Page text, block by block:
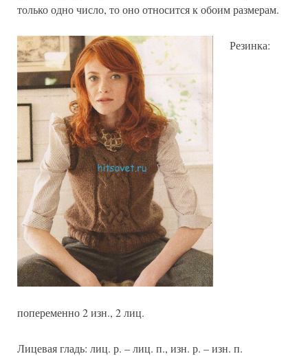
только одно число, то оно относится к обоим размерам.
Резинка:
попеременно 2 изн., 2 лиц.
Лицевая гладь: лиц. р. – лиц. п., изн. р. – изн. п.